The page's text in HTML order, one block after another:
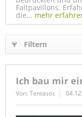
Faltpavillons.
die... mehr
Filtern
Ich bau mir
Von: Tentastic